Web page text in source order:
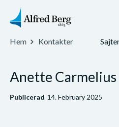
Hem Kontakter
Anette Carmelius
Publicerad 14. February 2025